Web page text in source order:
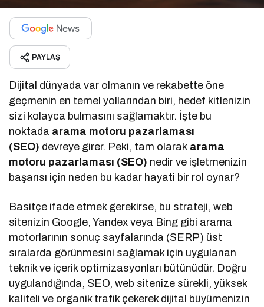
PAYLAŞ
Dijital dünyada var olmanın ve rekabette öne
geçmenin en temel yollarından biri, hedef kitlenizin
sizi kolayca bulmasını sağlamaktır. İşte bu
noktada arama motoru pazarlaması
(SEO) devreye girer. Peki, tam olarak arama
motoru pazarlaması (SEO) nedir ve işletmenizin
başarısı için neden bu kadar hayati bir rol oynar?
Basitçe ifade etmek gerekirse, bu strateji, web
sitenizin Google, Yandex veya Bing gibi arama
motorlarının sonuç sayfalarında (SERP) üst
sıralarda görünmesini sağlamak için uygulanan
teknik ve içerik optimizasyonları bütünüdür. Doğru
uygulandığında, SEO, web sitenize sürekli, yüksek
kaliteli ve organik trafik çekerek dijital büyümenizin